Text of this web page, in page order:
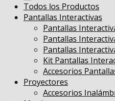
Todos los Productos
Pantallas Interactivas
Pantallas
Pantallas
Pantallas
Kit Pantallas
Accesorios
Proyectores
Accesorios